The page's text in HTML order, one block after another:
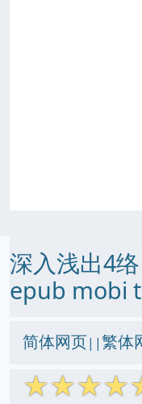
深入浅出4
epub mobi
简体网页||繁体
☆☆☆☆